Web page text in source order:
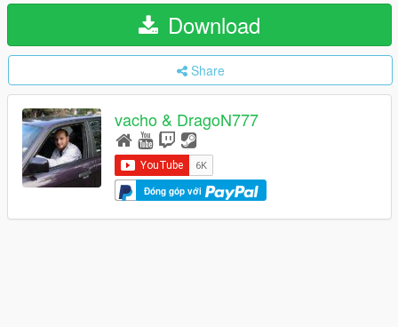
Download
Share
vacho & DragoN777
Đóng góp với